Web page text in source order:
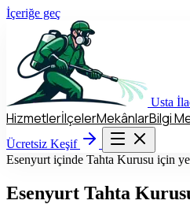
İçeriğe geç
Usta
HizmetlerİlçelerMekânlarBilgi
Ücretsiz Keşif
Hizmetler İlçeler Mekânlar
Ücretsiz Keşif
Esenyurt içinde Tahta Kurusu için
Esenyurt Tahta